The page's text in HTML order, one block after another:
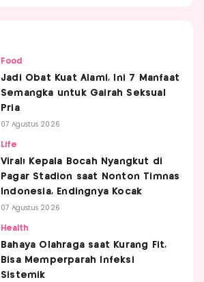
Food
Jadi Obat Kuat Alami, Ini 7 Manfaat
Semangka untuk Gairah Seksual
Pria
07 Agustus 2026
Life
Viral! Kepala Bocah Nyangkut di
Pagar Stadion saat Nonton Timnas
Indonesia, Endingnya Kocak
07 Agustus 2026
Health
Bahaya Olahraga saat Kurang Fit,
Bisa Memperparah Infeksi
Sistemik